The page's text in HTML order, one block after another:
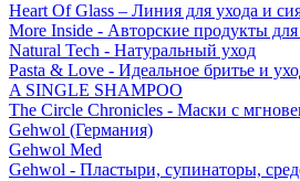
Heart Of Glass – Линия для ухода и
More Inside - Авторские продукты для
Natural Tech - Натуральный уход
Pasta & Love - Идеальное бритье и
A SINGLE SHAMPOO
The Circle Chronicles - Маски с
Gehwol (Германия)
Gehwol Med
Gehwol - Пластыри, супинаторы,